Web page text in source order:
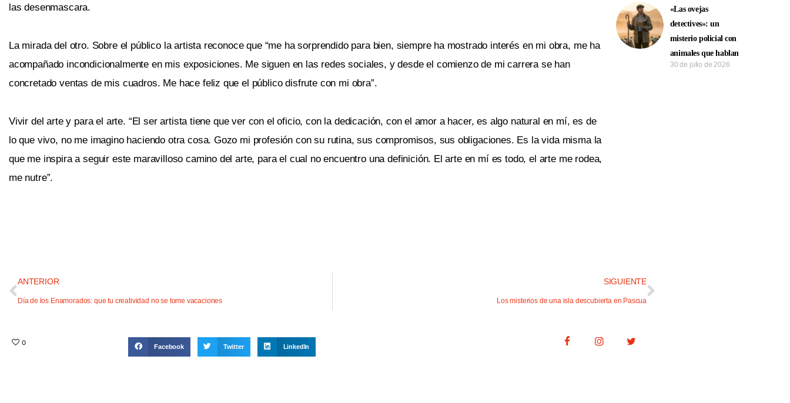
las desenmascara.
La mirada del otro. Sobre el público la artista reconoce que “me ha sorprendido para bien, siempre ha mostrado interés en mi obra, me ha
acompañado incondicionalmente en mis exposiciones. Me siguen en las redes sociales, y desde el comienzo de mi carrera se han
concretado ventas de mis cuadros. Me hace feliz que el público disfrute con mi obra”.
Vivir del arte y para el arte. “El ser artista tiene que ver con el oficio, con la dedicación, con el amor a hacer, es algo natural en mí, es de
lo que vivo, no me imagino haciendo otra cosa. Gozo mi profesión con su rutina, sus compromisos, sus obligaciones. Es la vida misma la
que me inspira a seguir este maravilloso camino del arte, para el cual no encuentro una definición. El arte en mí es todo, el arte me rodea,
me nutre”.
«Las ovejas
detectives»: un
misterio policial con
animales que hablan
30 de julio de 2026
ANTERIOR
Día de los Enamorados: que tu creatividad no se tome vacaciones
SIGUIENTE
Los misterios de una isla descubierta en Pascua
0
Facebook Twitter LinkedIn